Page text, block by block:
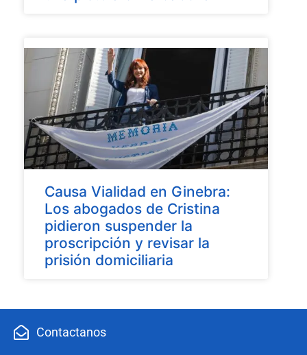
Causa Vialidad en Ginebra:
Los abogados de Cristina
pidieron suspender la
proscripción y revisar la
prisión domiciliaria
Contactanos